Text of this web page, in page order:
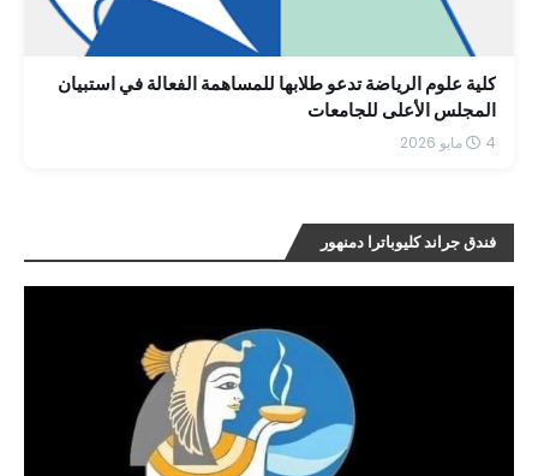
كلية علوم الرياضة تدعو طلابها للمساهمة الفعالة في استبيان
المجلس الأعلى للجامعات
4 مايو 2026
فندق جراند كليوباترا دمنهور